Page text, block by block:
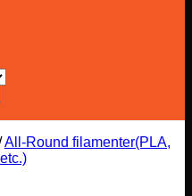
All-Round filamenter(PLA,